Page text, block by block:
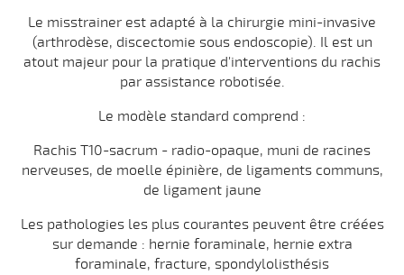
Le misstrainer est adapté à la chirurgie mini-invasive
(arthrodèse, discectomie sous endoscopie). Il est un
atout majeur pour la pratique d'interventions du rachis
par assistance robotisée.
Le modèle standard comprend :
Rachis T10-sacrum - radio-opaque, muni de racines
nerveuses, de moelle épinière, de ligaments communs,
de ligament jaune
Les pathologies les plus courantes peuvent être créées
sur demande : hernie foraminale, hernie extra
foraminale, fracture, spondylolisthésis